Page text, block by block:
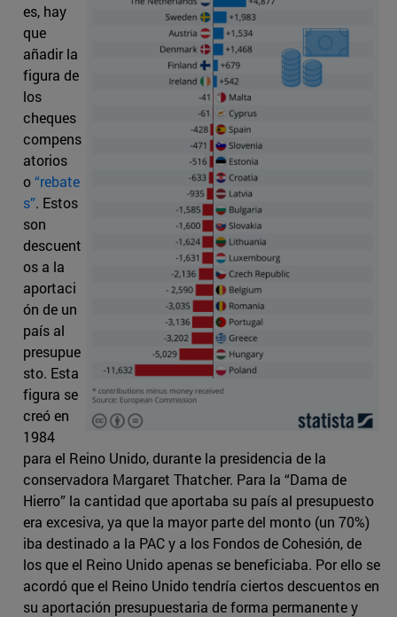
es, hay
que
añadir la
figura de
los
cheques
compens
atorios
o“rebate
s”. Estos
son
descuent
os a la
aportaci
ón de un
país al
presupue
sto. Esta
figura se
creó en
1984
para el Reino Unido, durante la presidencia de la
conservadora Margaret Thatcher. Para la “Dama de
Hierro” la cantidad que aportaba su país al presupuesto
era excesiva, ya que la mayor parte del monto (un 70%)
iba destinado a la PAC y a los Fondos de Cohesión, de
los que el Reino Unido apenas se beneficiaba. Por ello se
acordó que el Reino Unido tendría ciertos descuentos en
su aportación presupuestaria de forma permanente y